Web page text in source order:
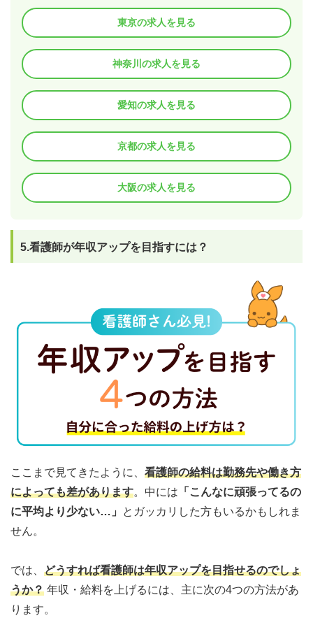
東京の求人を見る
神奈川の求人を見る
愛知の求人を見る
京都の求人を見る
大阪の求人を見る
5.看護師が年収アップを目指すには？
ここまで見てきたように、 看護師の給料は勤務先や働き方
によっても差があります。中には 「こんなに頑張ってるの
に平均より少ない…」
とガッカリした方もいるかもしれま
せん。
では、 どうすれば看護師は年収アップを目指せるのでしょ
うか？ 年収・給料を上げるには、主に次の4つの方法があ
ります。